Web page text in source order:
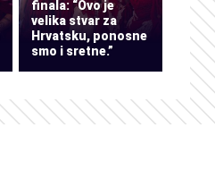
finala: “Ovo je
velika stvar za
Hrvatsku, ponosne
smo i sretne.”